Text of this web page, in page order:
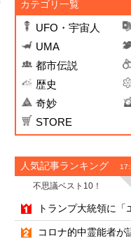
カテゴリ一覧
UFO・宇宙人
UMA
都市伝説
歴史
奇妙
STORE
人気記事ランキング
不思議ベスト10！
・
・